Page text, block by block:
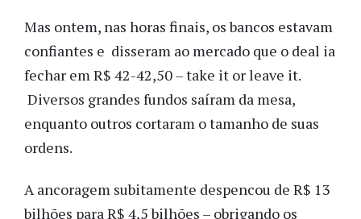
Mas ontem, nas horas finais, os bancos estavam
confiantes e disseram ao mercado que o deal ia
fechar em R$ 42-42,50 – take it or leave it.
Diversos grandes fundos saíram da mesa,
enquanto outros cortaram o tamanho de suas
ordens.
A ancoragem subitamente despencou de R$ 13
bilhões para R$ 4,5 bilhões – obrigando os